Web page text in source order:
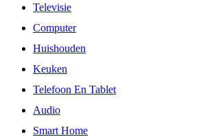
Televisie
Computer
Huishouden
Keuken
Telefoon En Tablet
Audio
Smart Home